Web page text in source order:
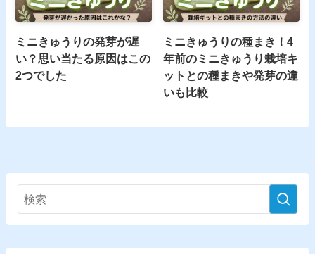
ミニきゅうりの発芽が遅
い？思い当たる原因はこの
2つでした
ミニきゅうりの種まき！4
年前のミニきゅうり栽培キ
ットとの種まきや発芽の違
いも比較